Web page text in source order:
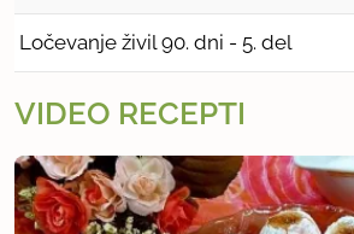
Ločevanje živil 90. dni - 5. del
VIDEO RECEPTI